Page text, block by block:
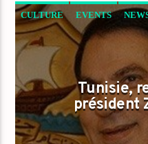
CULTURE EVENTS
TRIBUNE
Tunisie,
président